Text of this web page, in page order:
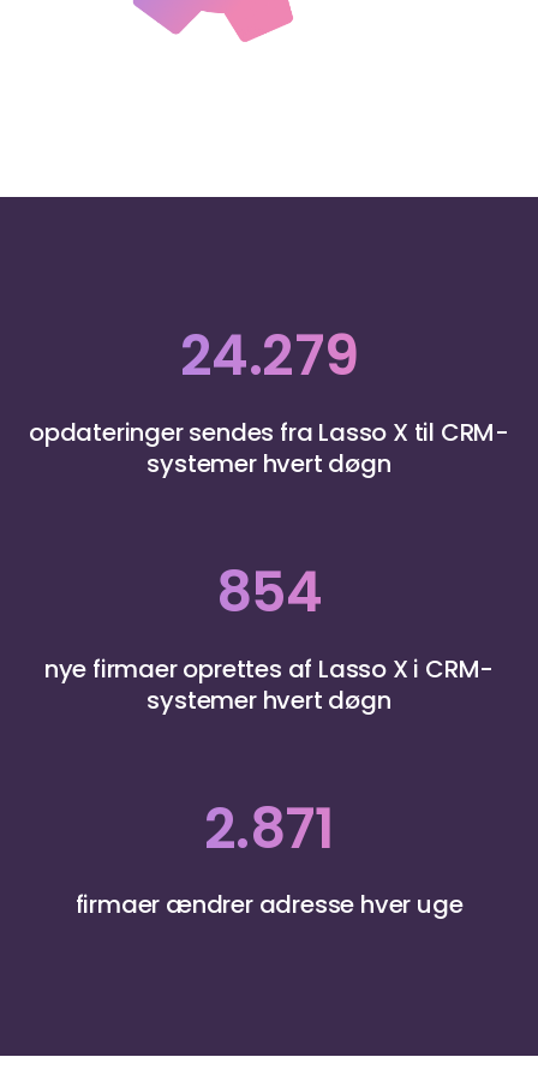
24.279
opdateringer sendes fra Lasso X til CRM-
systemer hvert døgn
854
nye firmaer oprettes af Lasso X i CRM-
systemer hvert døgn
2.871
firmaer ændrer adresse hver uge